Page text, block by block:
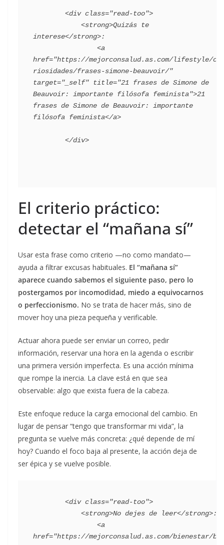
interese</strong>:
href="https://mejorconsalud.as.com/lifestyle/cu
riosidades/frases-simone-beauvoir/"
target="_self" title="21 frases de Simone de
Beauvoir: importante filósofa feminista">21
frases de Simone de Beauvoir: importante
filósofa feminista</a>
El criterio práctico:
detectar el “mañana sí”
Usar esta frase como criterio —no como mandato—
ayuda a filtrar excusas habituales. El “mañana sí”
aparece cuando sabemos el siguiente paso, pero lo
postergamos por incomodidad, miedo a equivocarnos
o perfeccionismo. No se trata de hacer más, sino de
mover hoy una pieza pequeña y verificable.
Actuar ahora puede ser enviar un correo, pedir
información, reservar una hora en la agenda o escribir
una primera versión imperfecta. Es una acción mínima
que rompe la inercia. La clave está en que sea
observable: algo que exista fuera de la cabeza.
Este enfoque reduce la carga emocional del cambio. En
lugar de pensar “tengo que transformar mi vida”, la
pregunta se vuelve más concreta: ¿qué depende de mí
hoy? Cuando el foco baja al presente, la acción deja de
ser épica y se vuelve posible.
href="https://mejorconsalud.as.com/bienestar/bu